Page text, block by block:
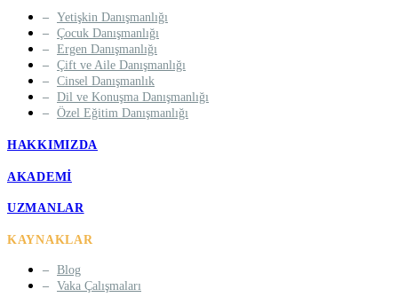
Yetişkin Danışmanlığı
Çocuk Danışmanlığı
Ergen Danışmanlığı
Çift ve Aile Danışmanlığı
Cinsel Danışmanlık
Dil ve Konuşma Danışmanlığı
Özel Eğitim Danışmanlığı
HAKKIMIZDA
AKADEMI
UZMANLAR
KAYNAKLAR
Blog
Vaka Çalışmaları